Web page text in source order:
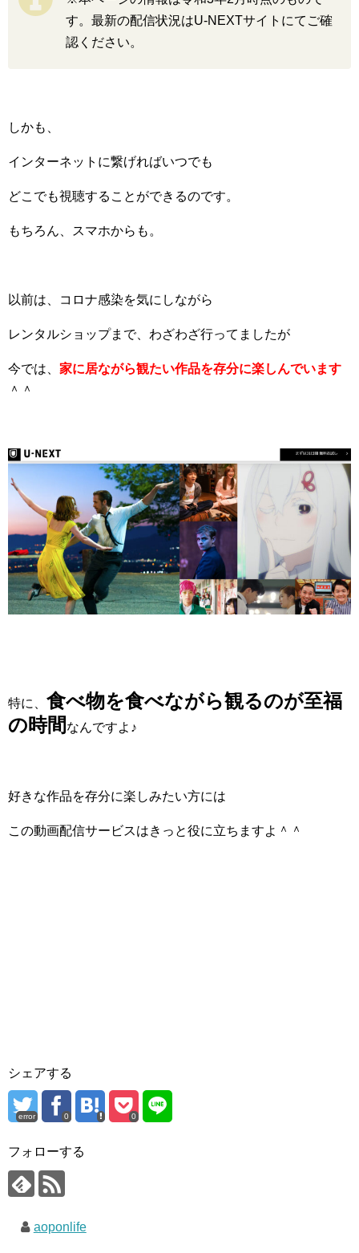
す。最新の配信状況はU-NEXTサイトにてご確
認ください。
しかも、
インターネットに繋げればいつでも
どこでも視聴することができるのです。
もちろん、スマホからも。
以前は、コロナ感染を気にしながら
レンタルショップまで、わざわざ行ってましたが
今では、 家に居ながら観たい作品を存分に楽しんでいます
＾＾
特に、 食べ物を食べながら観るのが至福
の時間 なんですよ♪
好きな作品を存分に楽しみたい方には
この動画配信サービスはきっと役に立ちますよ＾＾
シェアする
error 0 0
フォローする
aoponlife